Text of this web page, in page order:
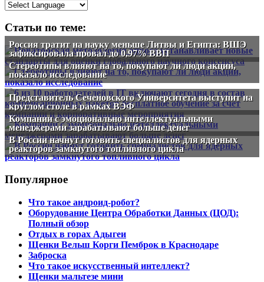
Статьи по теме:
Россия тратит на науку меньше Литвы и Египта: ВШЭ
зафиксировала провал до 0,97% ВВП
Стереотипы влияют на то, покупают ли люди акции,
показало исследование
Представитель Сеченовского Университета выступит на
круглом столе в рамках ВЭФ
Компании с эмоционально интеллектуальными
менеджерами зарабатывают больше денег
В России начнут готовить специалистов для ядерных
реакторов замкнутого топливного цикла
Популярное
Что такое андроид-робот?
Оборудование Центра Обработки Данных (ЦОД):
Полный обзор
Отдых в горах Адыгеи
Щенки Вельш Корги Пемброк в Краснодаре
Заброска
Что такое искусственный интеллект?
Щенки мальтезе мини